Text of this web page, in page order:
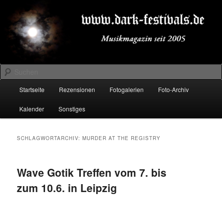
primären
Inhalt
springen
sekundären
Inhalt
springenDARK-FESTIVALS.DE
Suchen
Startseite Rezensionen Fotogalerien Foto-Archiv
Kalender Sonstiges
SCHLAGWORTARCHIV:MURDER AT THE REGISTRY
Wave Gotik Treffen vom 7. bis
zum 10.6. in Leipzig